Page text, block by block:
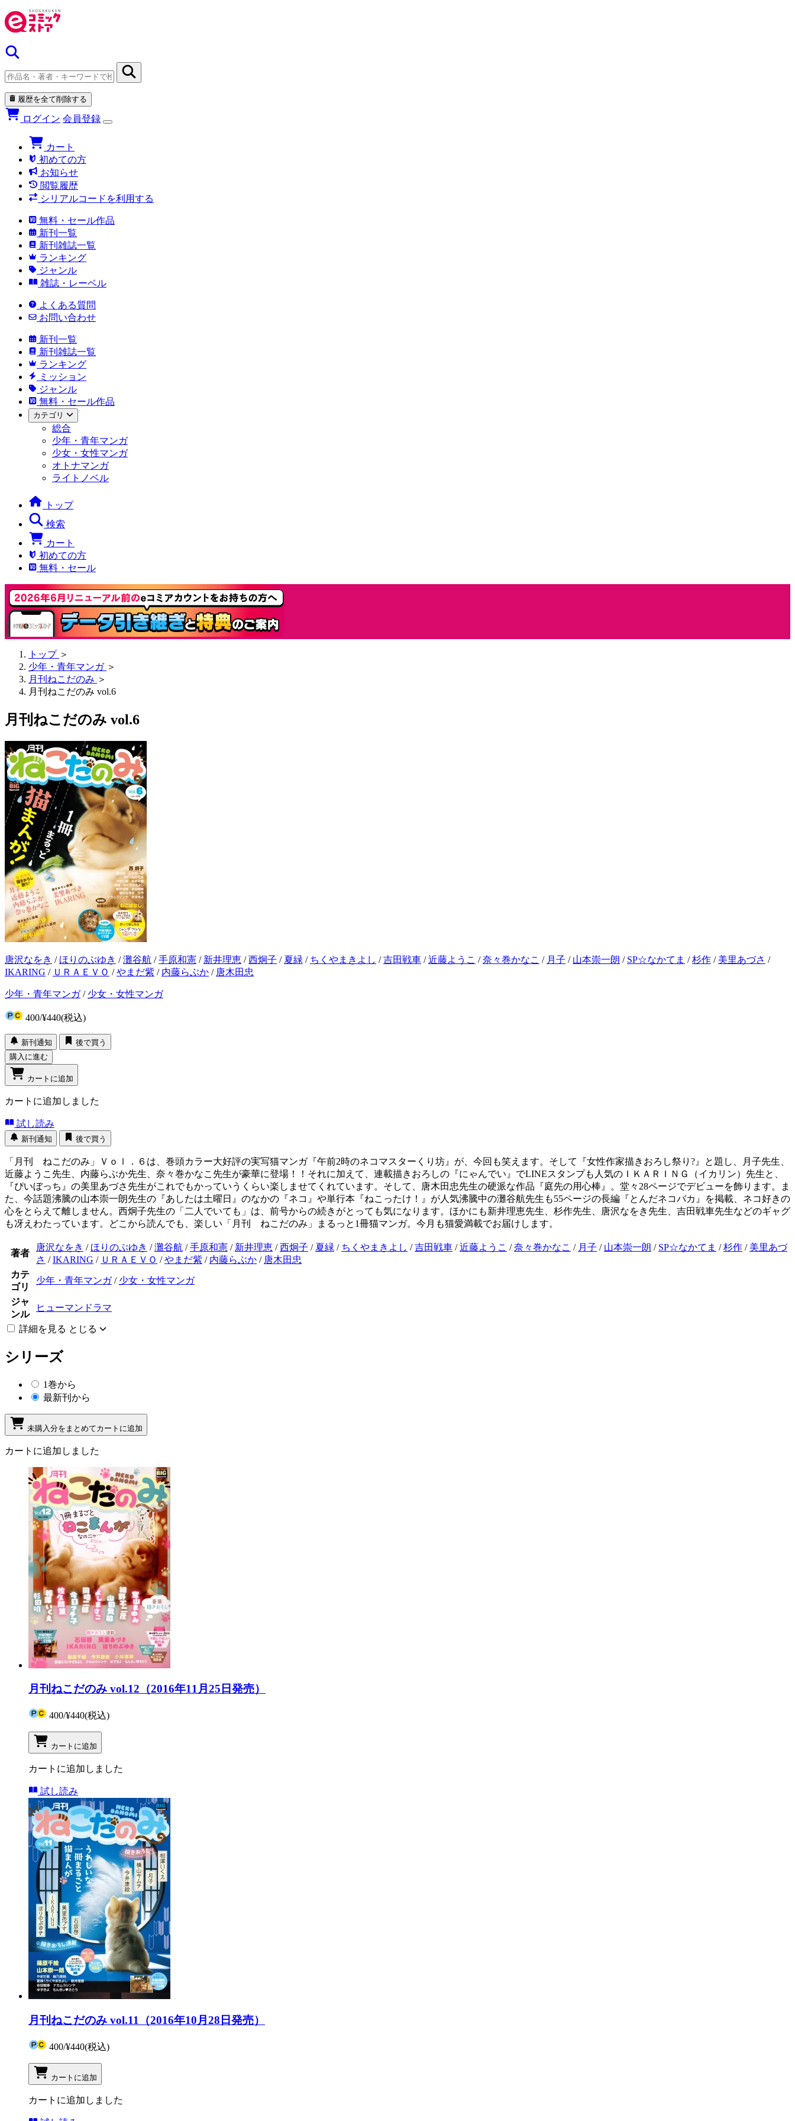
履歴を全て削除する
ログイン 会員登録
カート
初めての方
お知らせ
閲覧履歴
シリアルコードを利用する
無料・セール作品
新刊一覧
新刊雑誌一覧
ランキング
ジャンル
雑誌・レーベル
よくある質問
お問い合わせ
新刊一覧
新刊雑誌一覧
ランキング
ミッション
ジャンル
無料・セール作品
カテゴリ
総合
少年・青年マンガ
少女・女性マンガ
オトナマンガ
ライトノベル
トップ
検索
カート
初めての方
無料・セール
トップ ＞
少年・青年マンガ ＞
月刊ねこだのみ ＞
月刊ねこだのみ vol.6
月刊ねこだのみ vol.6
唐沢なをき / ほりのぶゆき /灘谷航 /手原和憲 / 新井理恵 /西炯子 / 夏緑 / ちくやまきよし /吉田戦車 /近藤ようこ /奈々巻かなこ / 月子 / 山本崇一朗 / SP☆なかてま /杉作 / 美里あづさ /
IKARING / ＵＲＡＥＶＯ /やまだ紫 / 内藤らぶか / 唐木田忠
少年・青年マンガ/ 少女・女性マンガ
400/¥440(税込)
新刊通知
後で買う
購入に進む
カートに追加
カートに追加しました
試し読み
新刊通知 後で買う
「月刊 ねこだのみ」Ｖｏｌ．６は、巻頭カラー大好評の実写猫マンガ『午前2時のネコマスターくり坊』が、今回も笑えます。そして『女性作家描きおろし祭り?』と題し、月子先生、
近藤ようこ先生、内藤らぶか先生、奈々巻かなこ先生が豪華に登場！！それに加えて、連載描きおろしの『にゃんでい』でLINEスタンプも人気のＩＫＡＲＩＮＧ（イカリン）先生と、
『ぴいぼっち』の美里あづさ先生がこれでもかっていうくらい楽しませてくれています。そして、唐木田忠先生の硬派な作品『庭先の用心棒』。堂々28ページでデビューを飾ります。ま
た、今話題沸騰の山本崇一朗先生の『あしたは土曜日』のなかの『ネコ』や単行本『ねこったけ！』が人気沸騰中の灘谷航先生も55ページの長編『とんだネコバカ』を掲載、ネコ好きの
心をとらえて離しません。西炯子先生の「二人でいても」は、前号からの続きがとっても気になります。ほかにも新井理恵先生、杉作先生、唐沢なをき先生、吉田戦車先生などのギャグ
も冴えわたっています。どこから読んでも、楽しい「月刊 ねこだのみ」まるっと1冊猫マンガ。今月も猫愛満載でお届けします。
著者
唐沢なをき / ほりのぶゆき /灘谷航 /手原和憲 / 新井理恵 /西炯子 / 夏緑 / ちくやまきよし /吉田戦車 /近藤ようこ /奈々巻かなこ / 月子 / 山本崇一朗 / SP☆なかてま /杉作 / 美里あづ
さ /IKARING / ＵＲＡＥＶＯ /やまだ紫 / 内藤らぶか / 唐木田忠
カテ
ゴリ
少年・青年マンガ/ 少女・女性マンガ
ジャ
ンル
ヒューマンドラマ
詳細を見る とじる
シリーズ
1巻から
最新刊から
未購入分をまとめてカートに追加
カートに追加しました
月刊ねこだのみ vol.12（2016年11月25日発売）
400/¥440(税込)
カートに追加
カートに追加しました
試し読み
月刊ねこだのみ vol.11（2016年10月28日発売）
400/¥440(税込)
カートに追加
カートに追加しました